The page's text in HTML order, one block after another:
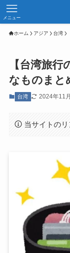
メニュー
ホーム アジア 台湾
【台湾旅
なものまと
台湾 2024年11
当サイトのリ